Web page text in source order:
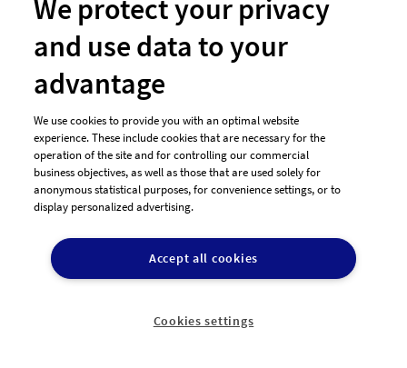
#47 Corporate-Design vonFathlani
We protect your privacy
and use data to your
advantage
We use cookies to provide you with an optimal website
experience. These include cookies that are necessary for the
operation of the site and for controlling our commercial
business objectives, as well as those that are used solely for
anonymous statistical purposes, for convenience settings, or to
display personalized advertising.
Accept all cookies
Cookies settings